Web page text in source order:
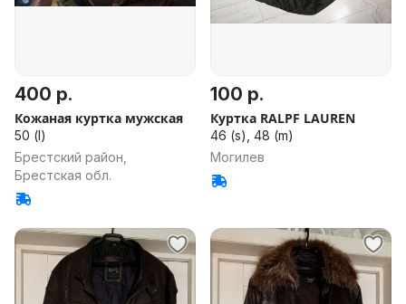
400 р.
Кожаная куртка мужская
50 (l)
Брестский район,
Брестская обл.
100 р.
Куртка RALPF LAUREN
46 (s), 48 (m)
Могилев